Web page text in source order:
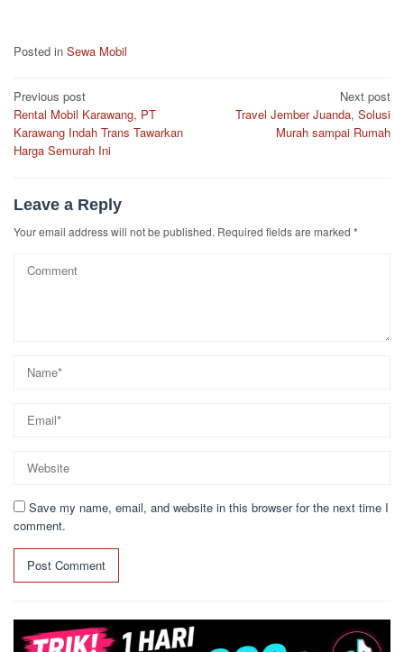
Posted in Sewa Mobil
Post
navigation
Previous post
Rental Mobil Karawang, PT
Karawang Indah Trans Tawarkan
Harga Semurah Ini
Next post
Travel Jember Juanda, Solusi
Murah sampai Rumah
Leave a Reply
Your email address will not be published. Required fields are marked *
Save my name, email, and website in this browser for the next time I
comment.